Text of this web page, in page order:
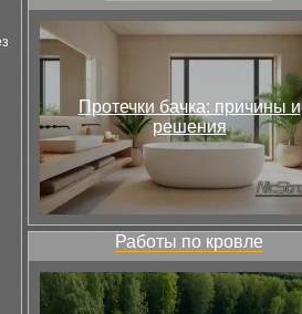
Протечки бачка: причины и
решения
Работы по кровле